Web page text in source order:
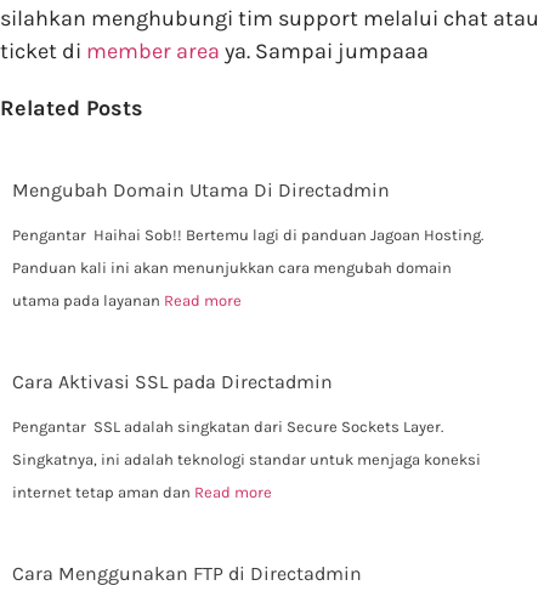
silahkan menghubungi tim support melalui chat atau
ticket di member area ya. Sampai jumpaaa
Related Posts
Mengubah Domain Utama Di Directadmin
Pengantar Haihai Sob!! Bertemu lagi di panduan Jagoan Hosting.
Panduan kali ini akan menunjukkan cara mengubah domain
utama pada layanan Read more
Cara Aktivasi SSL pada Directadmin
Pengantar SSL adalah singkatan dari Secure Sockets Layer.
Singkatnya, ini adalah teknologi standar untuk menjaga koneksi
internet tetap aman dan Read more
Cara Menggunakan FTP di Directadmin